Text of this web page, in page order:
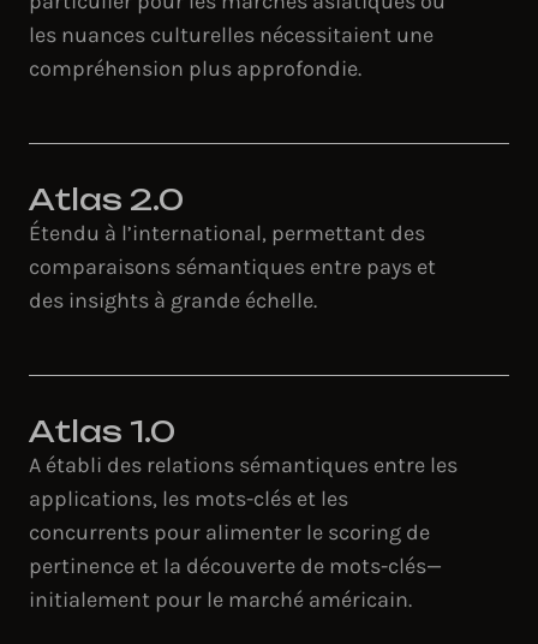
les nuances culturelles nécessitaient une
compréhension plus approfondie.
Atlas 2.0
Étendu à l’international, permettant des
comparaisons sémantiques entre pays et
des insights à grande échelle.
Atlas 1.0
A établi des relations sémantiques entre les
applications, les mots-clés et les
concurrents pour alimenter le scoring de
pertinence et la découverte de mots-clés—
initialement pour le marché américain.